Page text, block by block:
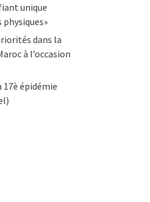
unique
dans la
à l’occasion
épidémie